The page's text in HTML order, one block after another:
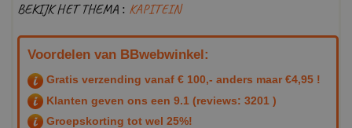
BEKIJK HET THEMA : KAPITEIN
Voordelen van BBwebwinkel:
Gratis verzending vanaf € 100,- anders maar €4,95 !
Klanten geven ons een 9.1 (reviews: 3201 )
Groepskorting tot wel 25%!